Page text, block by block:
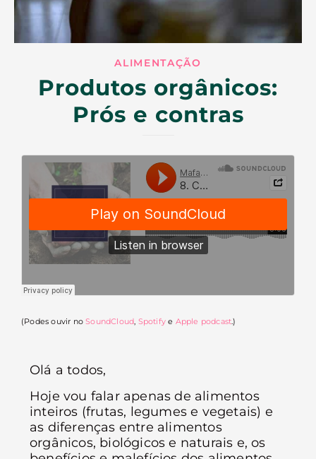
ALIMENTAÇÃO
Produtos orgânicos:
Prós e contras
(Podes ouvir noSoundCloud Spotify e Apple podcast.)
Olá a todos,
Hoje vou falar apenas de alimentos
inteiros (frutas, legumes e vegetais) e
as diferenças entre alimentos
orgânicos, biológicos e naturais e, os